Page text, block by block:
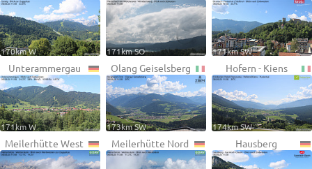
170km W 171km SO 171km SW
Unterammergau
171km W
Olang Geiselsberg
173km SW
Hofern - Kiens
174km SW
Meilerhütte West Meilerhütte Nord Hausberg